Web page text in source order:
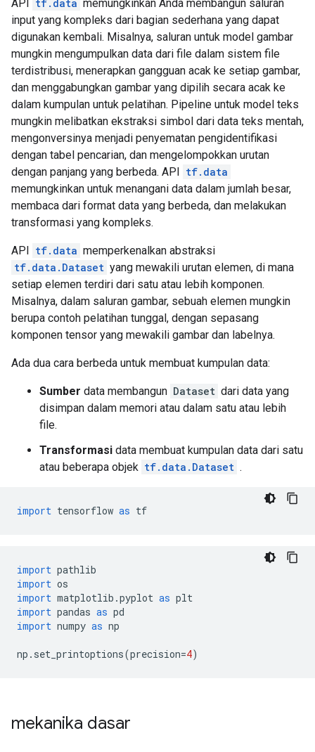
API tf.data memungkinkan Anda membangun saluran
input yang kompleks dari bagian sederhana yang dapat
digunakan kembali. Misalnya, saluran untuk model gambar
mungkin mengumpulkan data dari file dalam sistem file
terdistribusi, menerapkan gangguan acak ke setiap gambar,
dan menggabungkan gambar yang dipilih secara acak ke
dalam kumpulan untuk pelatihan. Pipeline untuk model teks
mungkin melibatkan ekstraksi simbol dari data teks mentah,
mengonversinya menjadi penyematan pengidentifikasi
dengan tabel pencarian, dan mengelompokkan urutan
dengan panjang yang berbeda. API tf.data
memungkinkan untuk menangani data dalam jumlah besar,
membaca dari format data yang berbeda, dan melakukan
transformasi yang kompleks.
API tf.data memperkenalkan abstraksi
tf.data.Dataset yang mewakili urutan elemen, di mana
setiap elemen terdiri dari satu atau lebih komponen.
Misalnya, dalam saluran gambar, sebuah elemen mungkin
berupa contoh pelatihan tunggal, dengan sepasang
komponen tensor yang mewakili gambar dan labelnya.
Ada dua cara berbeda untuk membuat kumpulan data:
Sumber data membangun Dataset dari data yang
disimpan dalam memori atau dalam satu atau lebih
file.
Transformasi data membuat kumpulan data dari satu
atau beberapa objek tf.data.Dataset .
import tensorflow as tf
import pathlib
import os
import matplotlib .pyplot as plt
import pandas as pd
import numpy as np
np . set_printoptions(precision=4)
mekanika dasar